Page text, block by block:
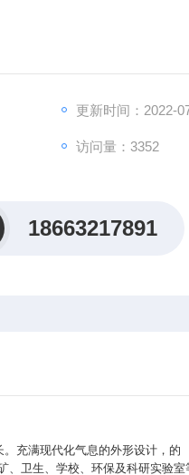
更新时间：2022-
访问量：3352
18663217891
充满现代化气息的外形设计，的
卫生、学校、环保及科研实验室